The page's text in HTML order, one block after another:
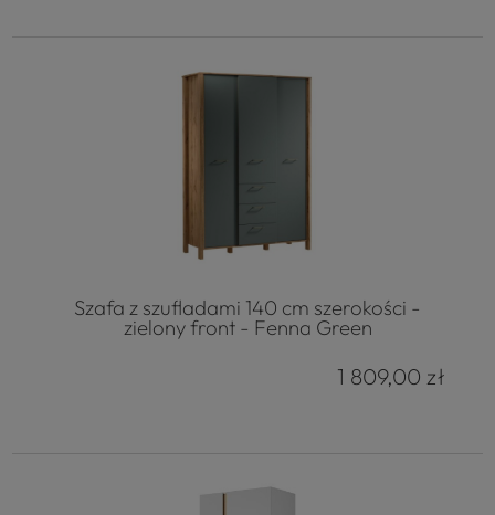
Szafa z szufladami 140 cm szerokości -
zielony front - Fenna Green
1 809,00 zł